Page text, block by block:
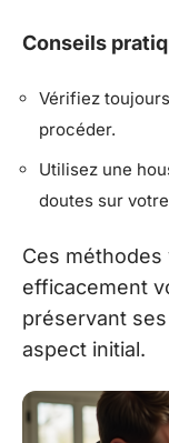
Conseils
Vérifiez
procéder.
Utilisez une
doutes sur
Ces
efficacement
préservant
aspect initial.